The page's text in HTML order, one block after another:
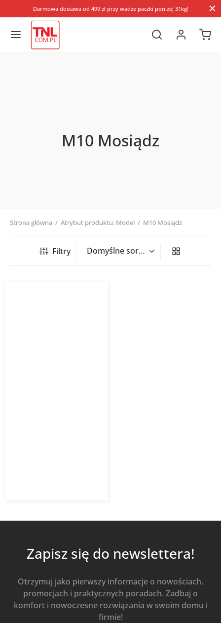
Darmowa dostawa od 499 zł przy wadze paczki poniżej 31kg!
M10 Mosiądz
Strona główna / Atrybut produktu: Model / M10 Mosiądz
Filtry
Zapisz się do newslettera!
Otrzymuj jako pierwszy informacje o nowościach,
promocjach i praktycznych poradach. Zadbaj o
komfort i nowoczesne rozwiązania w swoim domu i
firmie!